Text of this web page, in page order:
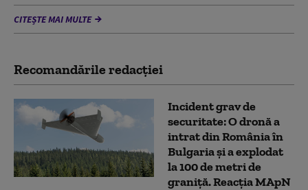
CITEȘTE MAI MULTE
Recomandările redacţiei
Incident grav de
securitate: O dronă a
intrat din România în
Bulgaria şi a explodat
la 100 de metri de
graniţă. Reacția MApN